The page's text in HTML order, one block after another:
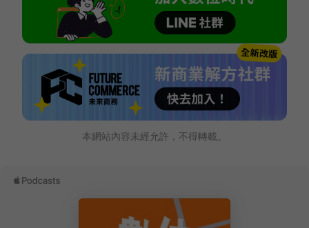
本網站內容未經允許，不得轉載。